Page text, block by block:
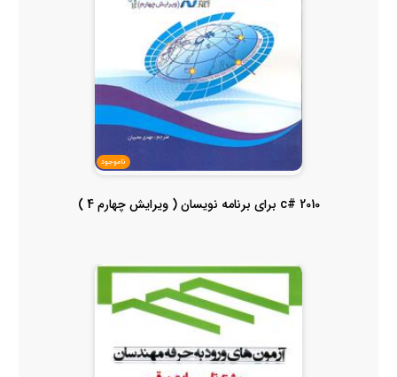
ناموجود
2010 #c برای برنامه نویسان ( ویرایش چهارم 4 )